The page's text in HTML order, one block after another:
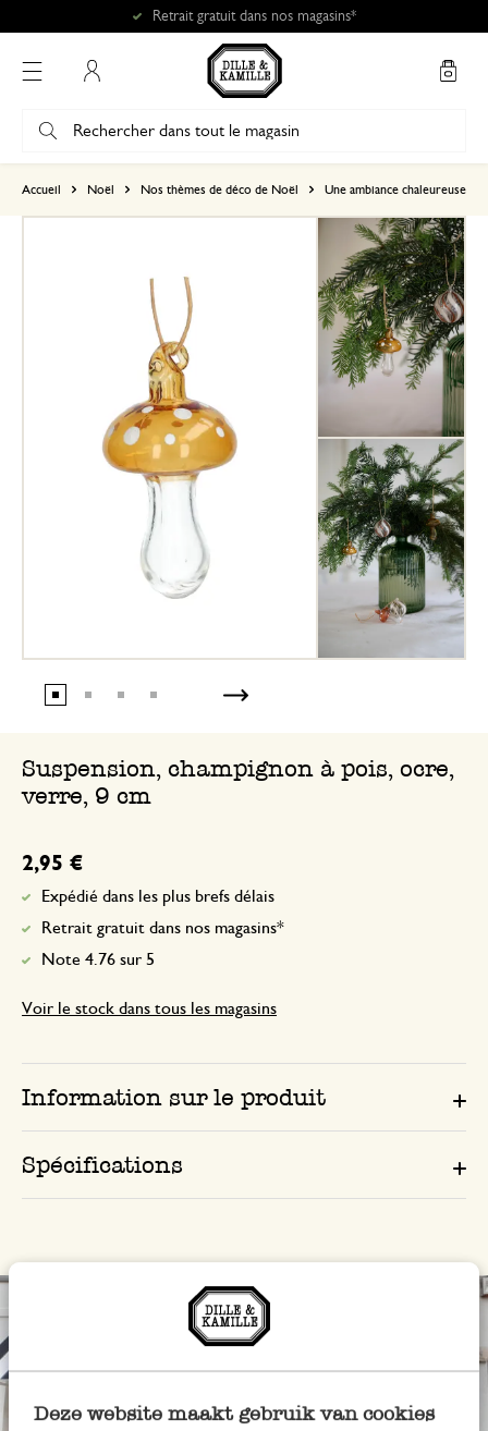
Deze website maakt gebruik van cookies
Retrait gratuit dans nos magasins*
Accueil Noël Nos thèmes de déco de Noël Une ambiance chaleureuse
Suspension, champignon à pois, ocre,
verre, 9 cm
2,95 €
Expédié dans les plus brefs délais
Retrait gratuit dans nos magasins*
Note 4.76 sur 5
Voir le stock dans tous les magasins
Information sur le produit
Spécifications